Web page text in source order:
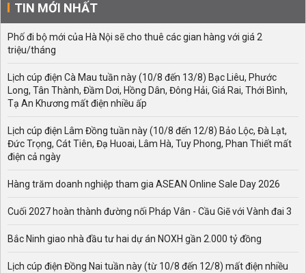
TIN MỚI NHẤT
Phố đi bộ mới của Hà Nội sẽ cho thuê các gian hàng với giá 2
triệu/tháng
Lịch cúp điện Cà Mau tuần này (10/8 đến 13/8) Bạc Liêu, Phước
Long, Tân Thành, Đầm Dơi, Hồng Dân, Đông Hải, Giá Rai, Thới Bình,
Tạ An Khương mất điện nhiều ấp
Lịch cúp điện Lâm Đồng tuần này (10/8 đến 12/8) Bảo Lộc, Đà Lạt,
Đức Trọng, Cát Tiên, Đạ Huoai, Lâm Hà, Tuy Phong, Phan Thiết mất
điện cả ngày
Hàng trăm doanh nghiệp tham gia ASEAN Online Sale Day 2026
Cuối 2027 hoàn thành đường nối Pháp Vân - Cầu Giẽ với Vành đai 3
Bắc Ninh giao nhà đầu tư hai dự án NOXH gần 2.000 tỷ đồng
Lịch cúp điện Đồng Nai tuần này (từ 10/8 đến 12/8) mất điện nhiều